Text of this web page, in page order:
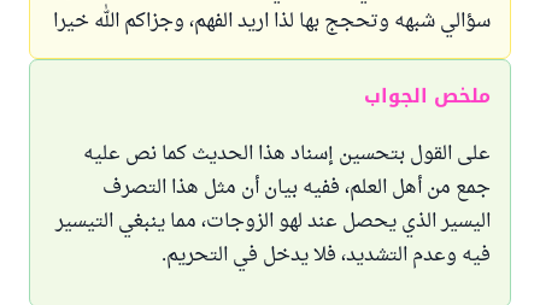
سؤالي شبهه وتحجج بها لذا اريد الفهم، وجزاكم الله خيرا
ملخص الجواب
على القول بتحسين إسناد هذا الحديث كما نص عليه
جمع من أهل العلم، ففيه بيان أن مثل هذا التصرف
اليسير الذي يحصل عند لهو الزوجات، مما ينبغي التيسير
فيه وعدم التشديد، فلا يدخل في التحريم.